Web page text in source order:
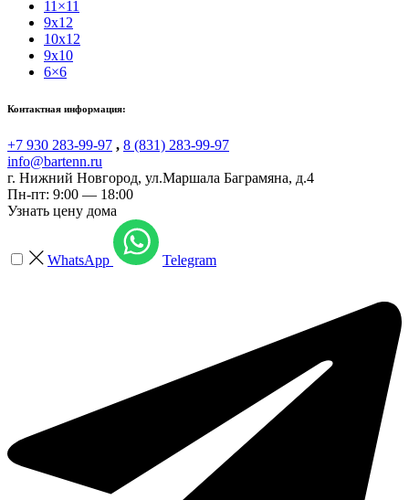
11×11
9x12
10x12
9x10
6×6
Контактная информация:
+7 930 283-99-97 , 8 (831) 283-99-97
info@bartenn.ru
г. Нижний Новгород, ул.Маршала Баграмяна, д.4
Пн-пт: 9:00 — 18:00
Узнать цену дома
WhatsApp Telegram